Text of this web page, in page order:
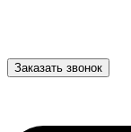
Заказать звонок